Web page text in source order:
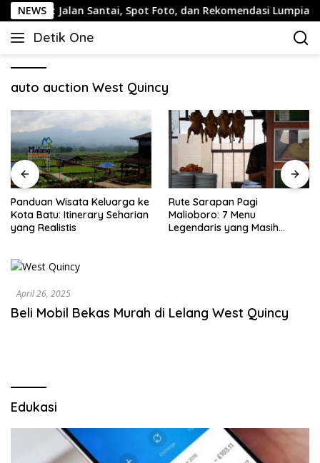
Langsung
ke
konten
NEWS
Jalan Santai, Spot Foto, dan Rekomendasi Lumpia
Detik One
Tajam
auto auction West Quincy
Panduan Wisata Keluarga ke
Kota Batu: Itinerary Seharian
yang Realistis
Rute Sarapan Pagi
Malioboro: 7 Menu
Legendaris yang Masih
April 26, 2025
Beli Mobil Bekas Murah di Lelang West Quincy
Edukasi